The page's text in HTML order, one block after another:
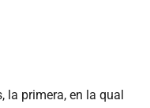
la primera, en la qual